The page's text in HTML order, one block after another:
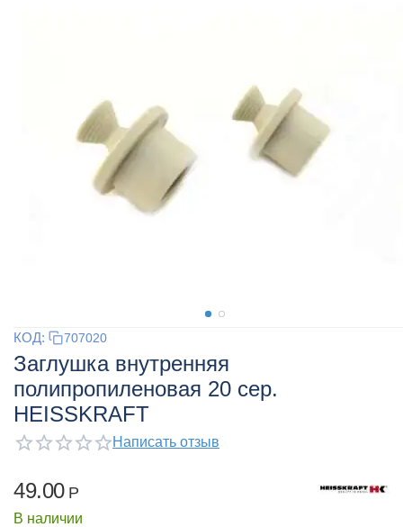
КОД: 707020
Заглушка внутренняя
полипропиленовая 20 сер.
HEISSKRAFT
Написать отзыв
49.00 Р
В наличии